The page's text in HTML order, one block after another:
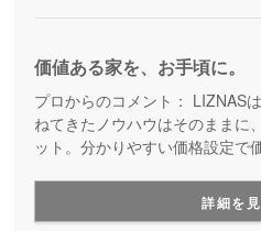
価値ある家を、お手頃に。
プロからのコメント： LIZNAS
ねてきたノウハウはそのままに
ット。分かりやすい価格設定で
はぴったりの建築会社です。詳細を